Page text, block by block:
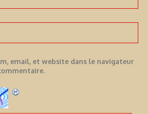
email, et website dans le navigateur